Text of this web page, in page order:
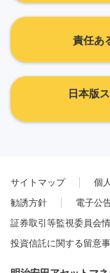
責任あ
日本版
サイトマップ
個
勧誘方針
電子公
証券取引等監視委員会
投資信託に関する留意